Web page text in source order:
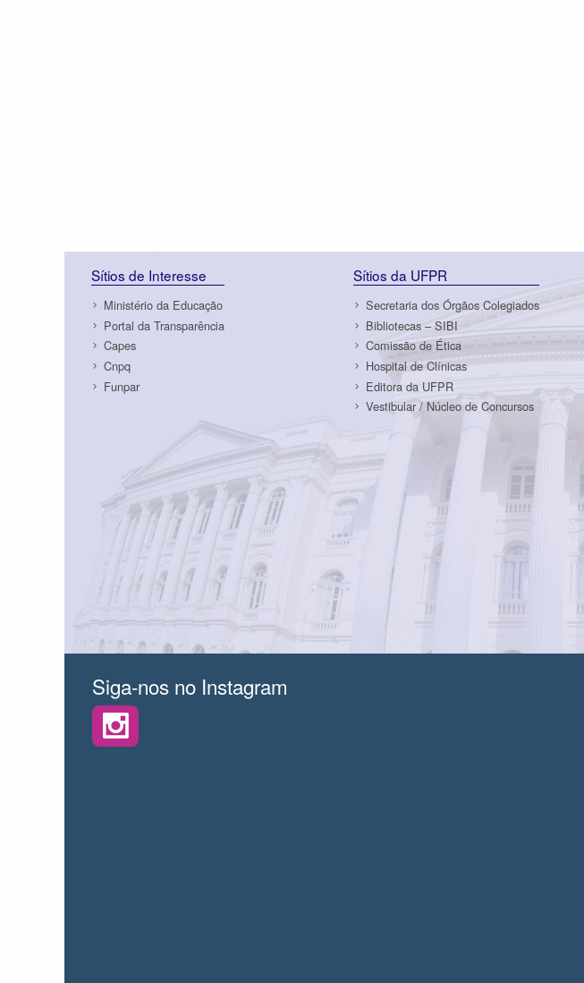
Sítios de Interesse
Ministério da Educação
Portal da Transparência
Capes
Cnpq
Funpar
Sítios da UFPR
Secretaria dos Órgãos Colegiados
Bibliotecas – SIBI
Comissão de Ética
Hospital de Clínicas
Editora da UFPR
Vestibular / Núcleo de Concursos
Siga-nos no Instagram